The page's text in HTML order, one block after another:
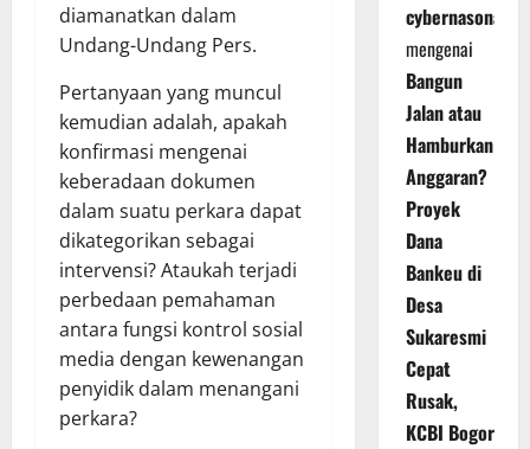
diamanatkan dalam
Undang-Undang Pers.
Pertanyaan yang muncul
kemudian adalah, apakah
konfirmasi mengenai
keberadaan dokumen
dalam suatu perkara dapat
dikategorikan sebagai
intervensi? Ataukah terjadi
perbedaan pemahaman
antara fungsi kontrol sosial
media dengan kewenangan
penyidik dalam menangani
perkara?
cybernasonal
mengenai
Bangun
Jalan atau
Hamburkan
Anggaran?
Proyek
Dana
Bankeu di
Desa
Sukaresmi
Cepat
Rusak,
KCBI Bogor